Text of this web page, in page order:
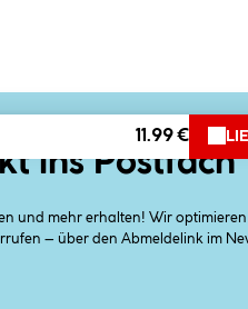
11.99 €
ins Postfach
und mehr erhalten! Wir
– über den Abmeldelink im